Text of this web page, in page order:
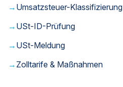
→ Umsatzsteuer-Klassifizierung
→ USt-ID-Prüfung
→ USt-Meldung
→ Zolltarife & Maßnahmen